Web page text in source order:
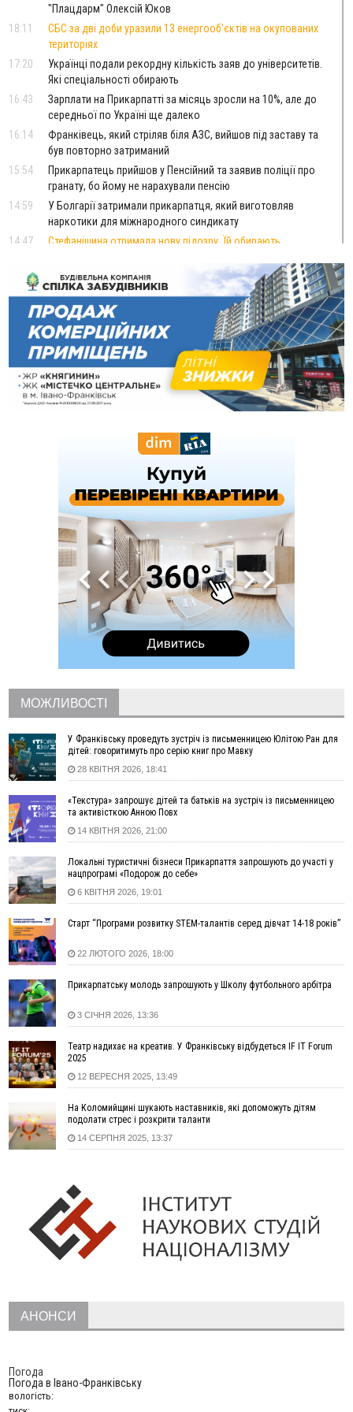
"Плацдарм" Олексій Юков
18:11
СБС за дві доби уразили 13 енергооб'єктів на окупованих
територіях
17:20
Українці подали рекордну кількість заяв до університетів.
Які спеціальності обирають
16:43
Зарплати на Прикарпатті за місяць зросли на 10%, але до
середньої по Україні ще далеко
16:14
Франківець, який стріляв біля АЗС, вийшов під заставу та
був повторно затриманий
15:54
Прикарпатець прийшов у Пенсійний та заявив поліції про
гранату, бо йому не нарахували пенсію
14:59
У Болгарії затримали прикарпатця, який виготовляв
наркотики для міжнародного синдикату
14:47
Стефанішина отримала нову підозру. Їй обирають
14:02
«Пілот з Лондона» видурив у жительки Коломийщини
майже 64 тисячі гривень
13:13
У четвер на Прикарпатті очікується сильна спека до 39°
13:00
На Снятинщині спіймали чоловіка, який зливав з цистерни
у полі невідому речовину
12:29
У МОЗ змінили підхід до госпіталізації та оновили правила
роботи стаціонарів
12:07
На межі Прикарпаття і Тернопільщини невідомі засипали
У Франківську та Яремче зафіксували нові температурні
Росія вдарила по Харкову "Бандероллю": є постраждалі,
пошкоджено цивільне підприємство
Верховний суд повернув державі 1,5 га лісу із трьома
ставками в Івано-Франківській громаді
На Каскаді замість веж планують зробити сквер з
дитмайданчиком
На Верховинщині під час пожежі будинку травмувалась
жінка
35 цимбалістів на Говерлі встановили Рекорд
На Прикарпатті за пів року трапилось понад 100 ДТП через
нетверезих водіїв
08:08
рф масовано атакувала Київ та область: 14 загиблих,
десятки постраждалих і пожежі (фото, відео)
04 Серпня
19:49
«Коли я обернувся, ворог уже був у нашій траншеї»:
командир з Надвірної на псевдо «Француз»
18:45
Є висока потреба у кількох групах крові: прикарпатців
18:07
У Франківську звільнили водія маршрутки, який зневажив і
образив матір загиблого воїна
17:40
У горах на Прикарпатті з водоспаду впала жінка і загинула
17:04
Пільгова іпотека без обмежень: blago розширює участь ЖК
16:24
Калуський проєкт «КО-ХАТИ. Море питань» представить
Україну на архітектурній виставці у Венеції
15:35
ВІДЕО Що посіяти у серпні? Поради для щедрого
осіннього врожаю
15:03
У Коломиї до 10 серпня частково обмежуватимуть рух
через нанесення розмітки
14:42
СБУ повідомила про нову тактику ФСБ: фейкові побачення
для замахів на військових
14:11
На Прикарпатті з початку року сталося майже 1,4 тисячі
пожеж в екосистемах: є загиблі та травмовані
У Сумах через нічний удар російських КАБів загинули дві
дитини та літня жінка
13:00
Як змінився ринок новобудов України за роки війни: де
вантажівок
У Франківському районі тривогу оголосили через
навчальну ціль - ПС
Троє вчителів з Прикарпаття увійшли до списку 50
біля під’їзду намагався зґвалтувати сусідку
10:01
У Херсоні росіяни FPV-дроном «полювали» на продавця
09:01
У Франківську на Тролейбусній з вікна четвертого поверху
випав 30-річний чоловік
МОЖЛИВОСТІ
У Франківську проведуть зустріч із письменницею Юлітою Ран для
дітей: говоритимуть про серію книг про Мавку
28 КВІТНЯ 2026, 18:41
«Текстура» запрошує дітей та батьків на зустріч із письменницею
та активісткою Анною Повх
14 КВІТНЯ 2026, 21:00
Локальні туристичні бізнеси Прикарпаття запрошують до участі у
нацпрограмі «Подорож до себе»
6 КВІТНЯ 2026, 19:01
Старт “Програми розвитку STEM-талантів серед дівчат 14-18 років”
22 ЛЮТОГО 2026, 18:00
Прикарпатську молодь запрошують у Школу футбольного арбітра
3 СІЧНЯ 2026, 13:36
Театр надихає на креатив. У Франківську відбудеться IF IT Forum
2025
12 ВЕРЕСНЯ 2025, 13:49
На Коломийщині шукають наставників, які допоможуть дітям
подолати стрес і розкрити таланти
14 СЕРПНЯ 2025, 13:37
АНОНСИ
Погода
Погода в Івано-Франківську
вологість: